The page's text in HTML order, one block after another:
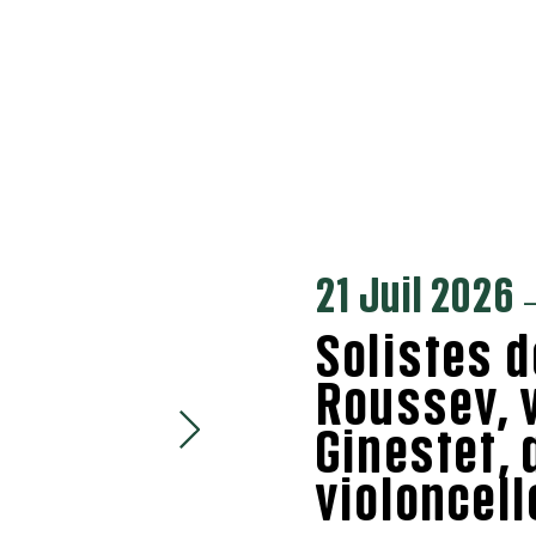
21 Juil 2026
Solistes
Roussev,
Ginestet,